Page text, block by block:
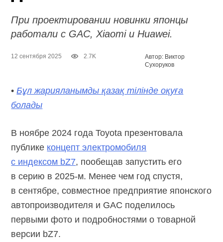
При проектировании новинки японцы
работали с GAC, Xiaomi и Huawei.
12 сентября 2025 2.7K
Автор: Виктор
Сухоруков
•Бұл жарияланымды қазақ тілінде оқуға
болады
В ноябре 2024 года Toyota презентовала
публике концепт электромобиля
с индексом bZ7, пообещав запустить его
в серию в 2025-м. Менее чем год спустя,
в сентябре, совместное предприятие японского
автопроизводителя и GAC поделилось
первыми фото и подробностями о товарной
версии bZ7.